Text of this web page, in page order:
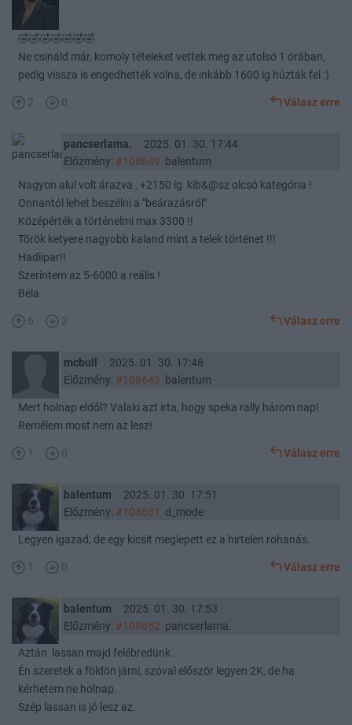
🤣🤣🤣🤣🤣🤣🤣
Ne csináld már, komoly tételeket vettek meg az utolsó 1 órában,
pedig vissza is engedhették volna, de inkább 1600 ig húzták fel :)
2 0 Válasz erre
pancserlama.
2025. 01. 30. 17:44
Előzmény: #108649 balentum
Nagyon alul volt árazva , +2150 ig kib&@sz olcsó kategória !
Onnantól lehet beszélni a "beárazásról"
Középérték a történelmi max 3300 !!
Török ketyere nagyobb kaland mint a telek történet !!!
Hadiipar!!
Szerintem az 5-6000 a reális !
Béla
6 2 Válasz erre
mcbull
2025. 01. 30. 17:48
Előzmény: #108649 balentum
Mert holnap eldől? Valaki azt írta, hogy speka rally három nap!
Remélem most nem az lesz!
1 0 Válasz erre
balentum
2025. 01. 30. 17:51
Előzmény: #108651 d_mode
Legyen igazad, de egy kicsit meglepett ez a hirtelen rohanás.
1 0 Válasz erre
balentum
2025. 01. 30. 17:53
Előzmény: #108652 pancserlama.
Aztán lassan majd felébredünk.
Én szeretek a földön járni, szóval először legyen 2K, de ha
kérhetem ne holnap.
Szép lassan is jó lesz az.